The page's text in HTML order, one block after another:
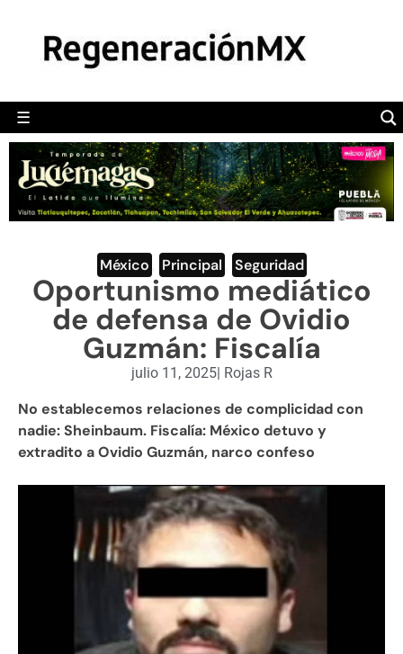
☰
POLÍTICA
CAMALEÓN
OPINIÓN
DEPORTES
ENGLISH SECTION
VIDEOS
México Principal Seguridad
Oportunismo mediático
de defensa de Ovidio
Guzmán: Fiscalía
julio 11, 2025| Rojas R
No establecemos relaciones de complicidad con
nadie: Sheinbaum. Fiscalía: México detuvo y
extradito a Ovidio Guzmán, narco confeso